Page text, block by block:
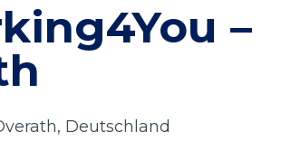
–
Deutschland